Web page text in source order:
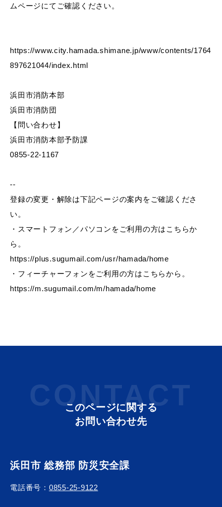
妊娠・出産 子育て
教育
目的から探す
ごみ・リサイクル 支援・助成制度
ムページにてご確認ください。
https://www.city.hamada.shimane.jp/www/contents/1764
897621044/index.html
浜田市消防本部
浜田市消防団
【問い合わせ】
浜田市消防本部予防課
0855-22-1167
--
登録の変更・解除は下記ページの案内をご確認くださ
い。
・スマートフォン／パソコンをご利用の方はこちらか
ら。
https://plus.sugumail.com/usr/hamada/home
・フィーチャーフォンをご利用の方はこちらから。
https://m.sugumail.com/m/hamada/home
CONTACT
このページに関する
お問い合わせ先
浜田市 総務部 防災安全課
電話番号： 0855-25-9122